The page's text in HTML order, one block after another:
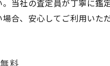
当社の査定員が丁寧に鑑
場合、安心してご利用いた
料